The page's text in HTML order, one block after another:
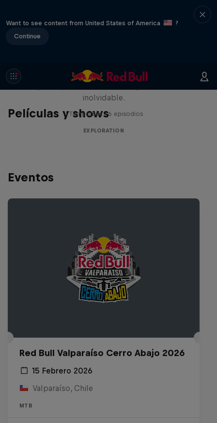
Want to see content from United States of America
?
Continue
Películas y shows
Rob Warner’s Wild Rides
inolvidable.
1 Temporada · 6 episodios
EXPLORATION
Eventos
Red Bull Valparaíso Cerro Abajo 2026
15 Febrero 2026
Valparaíso, Chile
MTB